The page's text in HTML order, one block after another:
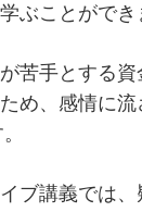
ぶことができ
苦手とする
め、感情に
ブ講義では